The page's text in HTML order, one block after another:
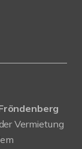
Vermietung